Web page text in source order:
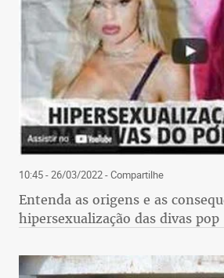
10:45 - 26/03/2022- Compartilhe
Entenda as origens e as
hipersexualização das divas pop